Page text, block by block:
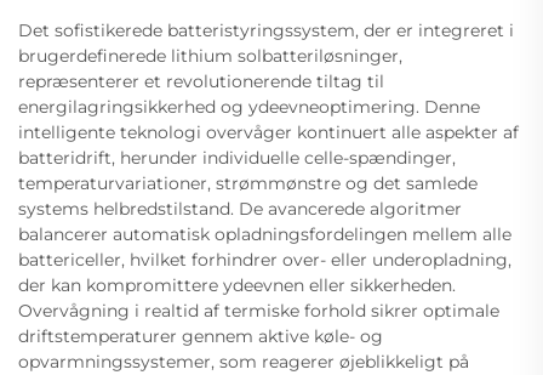
Det sofistikerede batteristyringssystem, der er integreret i
brugerdefinerede lithium solbatteriløsninger,
repræsenterer et revolutionerende tiltag til
energilagringsikkerhed og ydeevneoptimering. Denne
intelligente teknologi overvåger kontinuert alle aspekter af
batteridrift, herunder individuelle celle-spændinger,
temperaturvariationer, strømmønstre og det samlede
systems helbredstilstand. De avancerede algoritmer
balancerer automatisk opladningsfordelingen mellem alle
battericeller, hvilket forhindrer over- eller underopladning,
der kan kompromittere ydeevnen eller sikkerheden.
Overvågning i realtid af termiske forhold sikrer optimale
driftstemperaturer gennem aktive køle- og
opvarmningssystemer, som reagerer øjeblikkeligt på